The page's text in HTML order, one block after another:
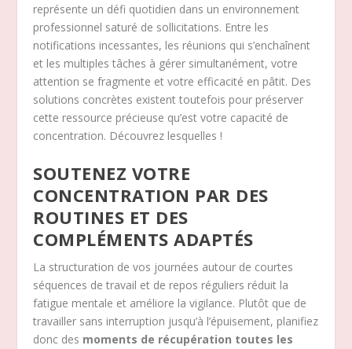
représente un défi quotidien dans un environnement
professionnel saturé de sollicitations. Entre les
notifications incessantes, les réunions qui s’enchaînent
et les multiples tâches à gérer simultanément, votre
attention se fragmente et votre efficacité en pâtit. Des
solutions concrètes existent toutefois pour préserver
cette ressource précieuse qu’est votre capacité de
concentration. Découvrez lesquelles !
SOUTENEZ VOTRE
CONCENTRATION PAR DES
ROUTINES ET DES
COMPLÉMENTS ADAPTÉS
La structuration de vos journées autour de courtes
séquences de travail et de repos réguliers réduit la
fatigue mentale et améliore la vigilance. Plutôt que de
travailler sans interruption jusqu’à l’épuisement, planifiez
donc des moments de récupération toutes les